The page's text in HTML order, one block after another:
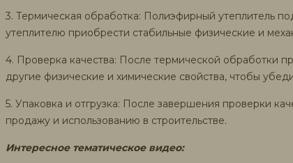
3. Термическая обработка: Полиэфирный утеплитель
утеплителю приобрести стабильные физические и
4. Проверка качества: После термической обработки
другие физические и химические свойства, чтобы
5. Упаковка и отгрузка: После завершения проверки
продажу и использованию в строительстве.
Интересное тематическое видео: